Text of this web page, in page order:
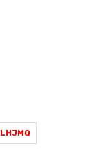
LHJMQ